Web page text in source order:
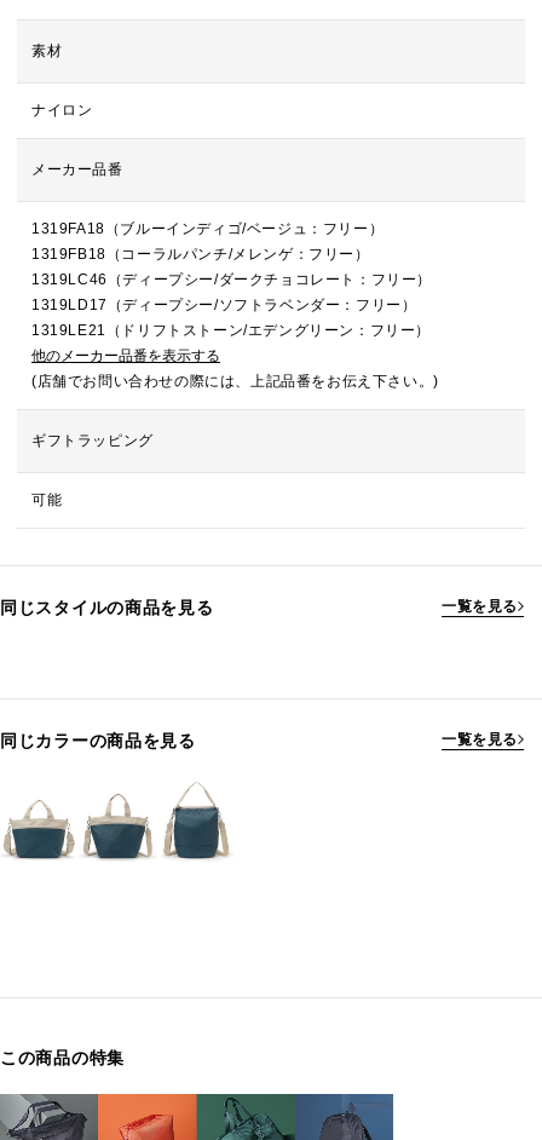
素材
ナイロン
メーカー品番
1319FA18（ブルーインディゴ/ベージュ：フリー）
1319FB18（コーラルパンチ/メレンゲ：フリー）
1319LC46（ディープシー/ダークチョコレート：フリー）
1319LD17（ディープシー/ソフトラベンダー：フリー）
1319LE21（ドリフトストーン/エデングリーン：フリー）
他のメーカー品番を表示する
(店舗でお問い合わせの際には、上記品番をお伝え下さい。)
ギフトラッピング
可能
同じスタイルの商品を見る 一覧を見る
同じカラーの商品を見る 一覧を見る
この商品の特集